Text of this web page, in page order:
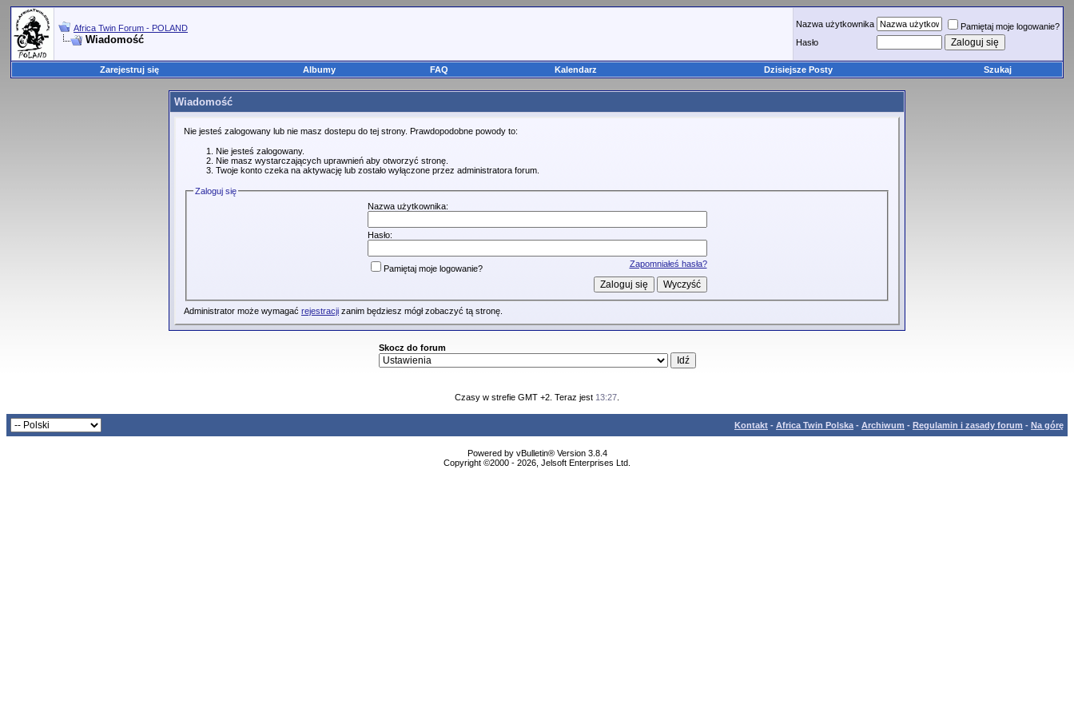
Africa Twin Forum - POLAND
Wiadomość
Nazwa użytkownika
Pamiętaj moje logowanie?
Hasło
Zarejestruj się Albumy FAQ Kalendarz Dzisiejsze Posty Szukaj
Wiadomość
Nie jesteś zalogowany lub nie masz dostepu do tej strony. Prawdopodobne powody to:
Nie jesteś zalogowany.
Nie masz wystarczających uprawnień aby otworzyć stronę.
Twoje konto czeka na aktywację lub zostało wyłączone przez administratora forum.
Zaloguj się
Nazwa użytkownika:
Hasło:
Zapomniałeś hasła?
Pamiętaj moje logowanie?
Administrator może wymagać rejestracji zanim będziesz mógł zobaczyć tą stronę.
Skocz do forum
Czasy w strefie GMT +2. Teraz jest 13:27
Kontakt - Africa Twin Polska - Archiwum - Regulamin i zasady forum - Na górę
Powered by vBulletin® Version 3.8.4
Copyright ©2000 - 2026, Jelsoft Enterprises Ltd.